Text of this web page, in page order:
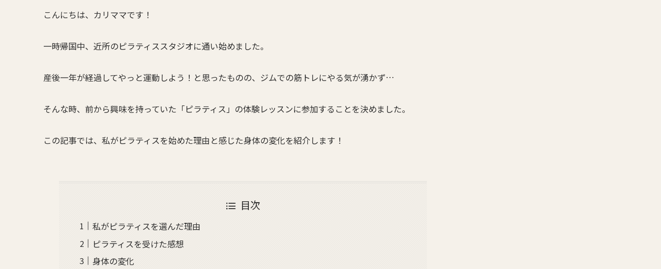
こんにちは、カリママです！
一時帰国中、近所のピラティススタジオに通い始めました。
産後一年が経過してやっと運動しよう！と思ったものの、ジムでの筋トレにやる気が湧かず…
そんな時、前から興味を持っていた「ピラティス」の体験レッスンに参加することを決めました。
この記事では、私がピラティスを始めた理由と感じた身体の変化を紹介します！
目次
私がピラティスを選んだ理由
ピラティスを受けた感想
身体の変化